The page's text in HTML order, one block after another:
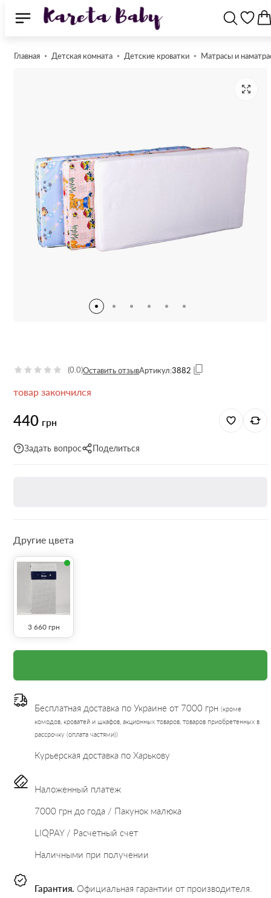
Главная Детская комната Детские кроватки Матрасы и
(0.0)Оставить отзывАртикул:3882
товар закончился
440 грн
Задать вопрос Поделиться
Другие цвета
3 660 грн
Бесплатная доставка по Украине от 7000 грн (кроме
комодов, кроватей и шкафов, акционных товаров, товаров приобретенных в
рассрочку (оплата частями))
Курьерская доставка по Харькову
Наложенный платеж
7000 грн до года / Пакунок малюка
LIQPAY / Расчетный счет
Наличными при получении
Гарантия. Официальная гарантии от производителя.